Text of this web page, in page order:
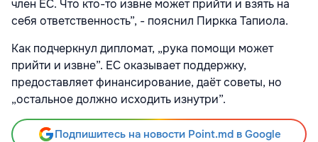
член ЕС. Что кто-то извне может прийти и взять на
себя ответственность”, - пояснил Пиркка Тапиола.
Как подчеркнул дипломат, „рука помощи может
прийти и извне”. ЕС оказывает поддержку,
предоставляет финансирование, даёт советы, но
„остальное должно исходить изнутри”.
Подпишитесь на новости Point.md в Google